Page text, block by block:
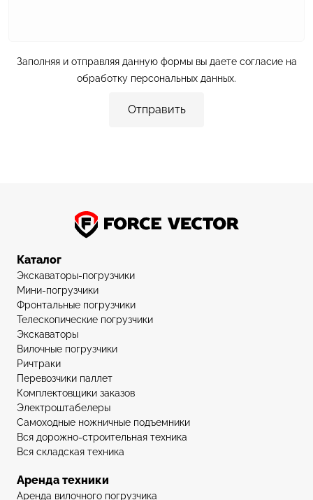
Заполняя и отправляя данную формы вы даете согласие на
обработку персональных данных.
Отправить
Каталог
Экскаваторы-погрузчики
Мини-погрузчики
Фронтальные погрузчики
Телескопические погрузчики
Экскаваторы
Вилочные погрузчики
Ричтраки
Перевозчики паллет
Комплектовщики заказов
Электроштабелеры
Самоходные ножничные подъемники
Вся дорожно-строительная техника
Вся складская техника
Аренда техники
Аренда вилочного погрузчика